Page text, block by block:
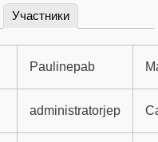
Участники
Paulinepab
administratorjep